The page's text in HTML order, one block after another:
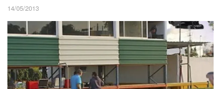
14/05/2013